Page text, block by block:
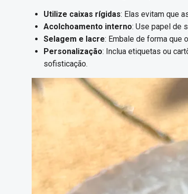
Utilize caixas rígidas: Elas evitam que
Acolchoamento interno: Use papel de
Selagem e lacre: Embale de forma que
Personalização: Inclua etiquetas ou
sofisticação.